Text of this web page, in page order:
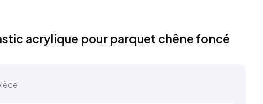
acrylique pour parquet chêne foncé